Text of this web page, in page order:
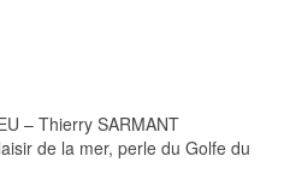
– Thierry SARMANT
de la mer, perle du Golfe du